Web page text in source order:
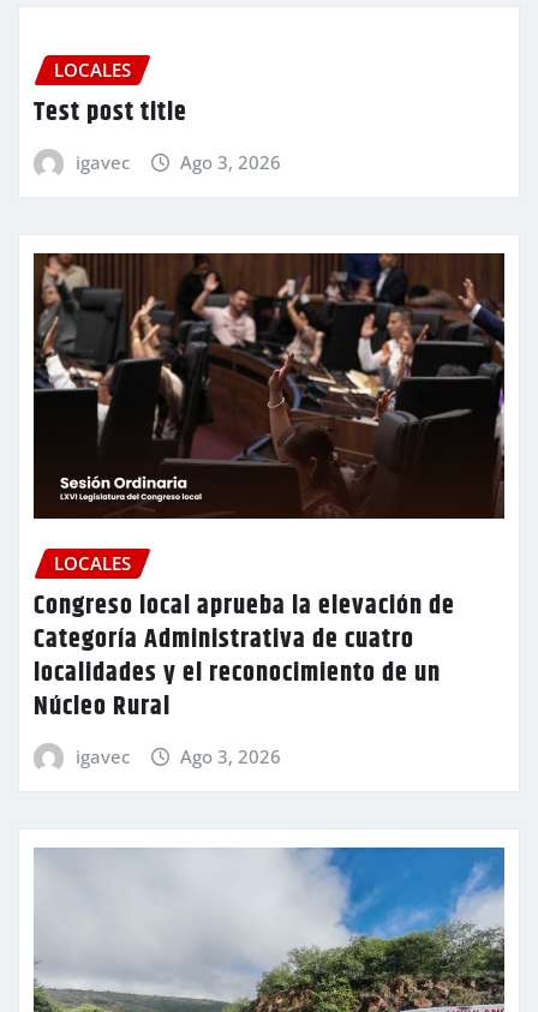
LOCALES
Test post title
igavec Ago 3, 2026
LOCALES
Congreso local aprueba la elevación de
Categoría Administrativa de cuatro
localidades y el reconocimiento de un
Núcleo Rural
igavec Ago 3, 2026